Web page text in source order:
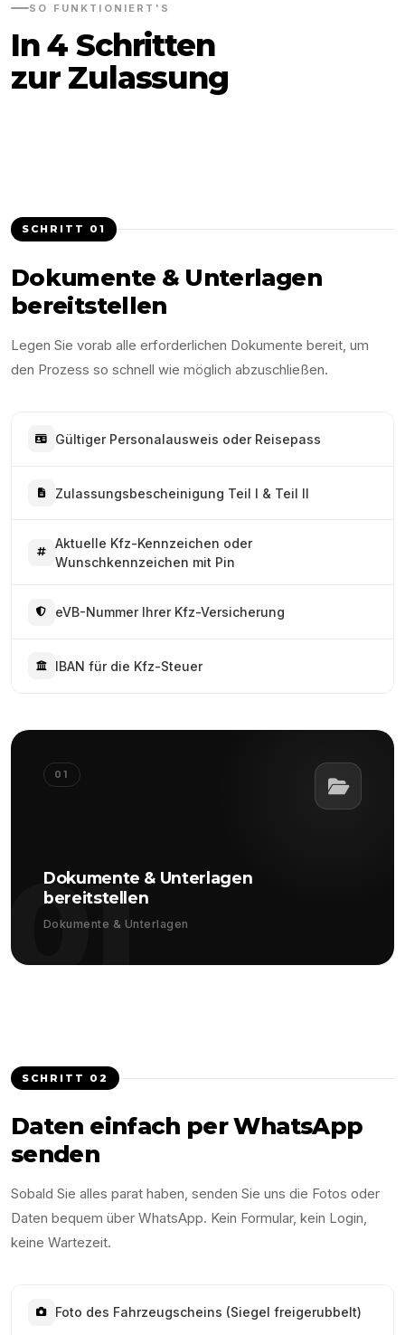
SO FUNKTIONIERT'S
In 4 Schritten
zur Zulassung
SCHRITT 01
Dokumente & Unterlagen
bereitstellen
Legen Sie vorab alle erforderlichen Dokumente bereit, um
den Prozess so schnell wie möglich abzuschließen.
Gültiger Personalausweis oder Reisepass
Zulassungsbescheinigung Teil I & Teil II
Aktuelle Kfz-Kennzeichen oder
Wunschkennzeichen mit Pin
eVB-Nummer Ihrer Kfz-Versicherung
IBAN für die Kfz-Steuer
01
01
Dokumente & Unterlagen
bereitstellen
Dokumente & Unterlagen
SCHRITT 02
Daten einfach per WhatsApp
senden
Sobald Sie alles parat haben, senden Sie uns die Fotos oder
Daten bequem über WhatsApp. Kein Formular, kein Login,
keine Wartezeit.
Foto des Fahrzeugscheins (Siegel freigerubbelt)